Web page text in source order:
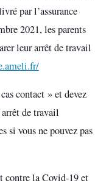
par l’assurance
2021, les parents
leur arrêt de travail
contact » et devez
de travail
si vous ne pouvez pas
contre la Covid-19 et